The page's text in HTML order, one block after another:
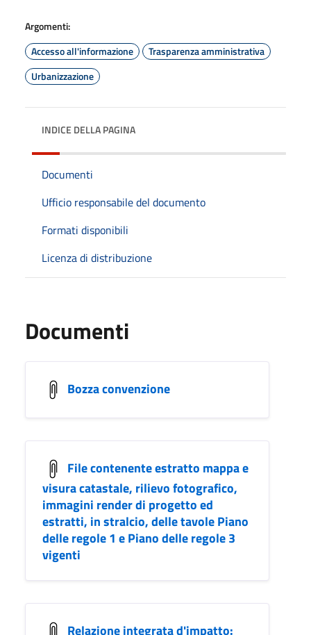
Argomenti:
Accesso all'informazione
Trasparenza amministrativa
Urbanizzazione
INDICE DELLA PAGINA
Documenti
Ufficio responsabile del documento
Formati disponibili
Licenza di distribuzione
Documenti
Bozza convenzione
File contenente estratto mappa e
visura catastale, rilievo fotografico,
immagini render di progetto ed
estratti, in stralcio, delle tavole Piano
delle regole 1 e Piano delle regole 3
vigenti
Relazione integrata d'impatto: